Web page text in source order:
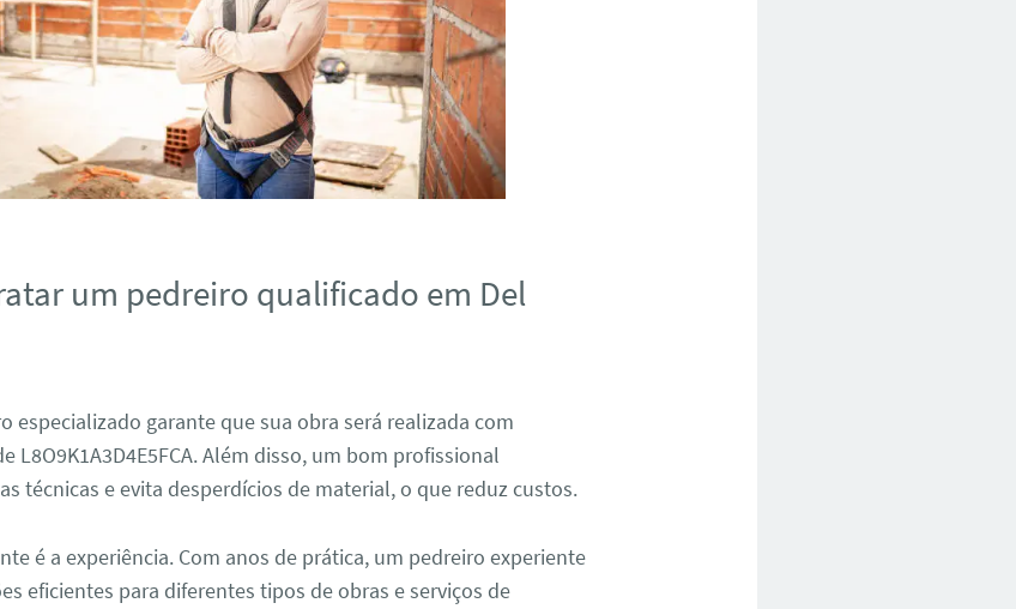
um pedreiro qualificado em Del
especializado garante que sua obra será realizada com
L8O9K1A3D4E5FCA. Além disso, um bom profissional
técnicas e evita desperdícios de material, o que reduz custos.
é a experiência. Com anos de prática, um pedreiro experiente
eficientes para diferentes tipos de obras e serviços de